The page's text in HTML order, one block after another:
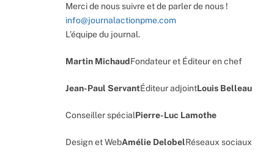
Merci de nous suivre et de parler de nous !
info@journalactionpme.com
L’équipe du journal.
Martin MichaudFondateur et Éditeur en chef
Jean-Paul ServantÉditeur adjointLouis Belleau
Conseiller spécialPierre-Luc Lamothe
Design et WebAmélie DelobelRéseaux sociaux